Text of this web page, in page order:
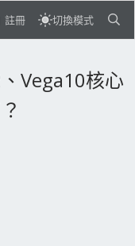
註冊 切換模式
Vega10核心